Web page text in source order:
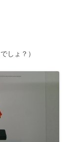
しょ？）